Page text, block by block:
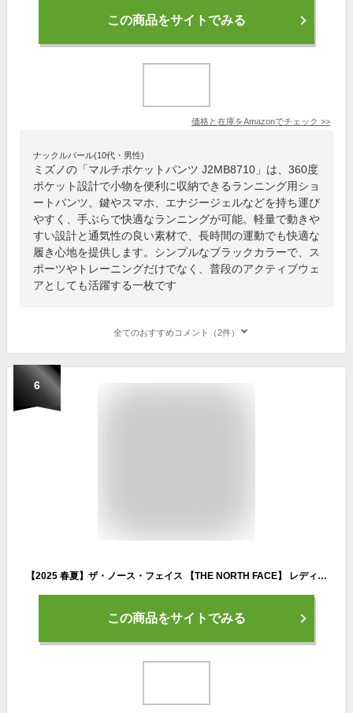
この商品をサイトでみる
価格と在庫をAmazonでチェック >>
ナックルバール(10代・男性)
ミズノの「マルチポケットパンツ J2MB8710」は、360度
ポケット設計で小物を便利に収納できるランニング用ショ
ートパンツ。鍵やスマホ、エナジージェルなどを持ち運び
やすく、手ぶらで快適なランニングが可能。軽量で動きや
すい設計と通気性の良い素材で、長時間の運動でも快適な
履き心地を提供します。シンプルなブラックカラーで、ス
ポーツやトレーニングだけでなく、普段のアクティブウェ
アとしても活躍する一枚です
全てのおすすめコメント（2件）
6
【2025 春夏】ザ・ノース・フェイス 【THE NORTH FACE】 レディース ウィメンズ バーブライト ランニングパンツ NBW32573 (女性用/ロングパンツ/ボトム/ズボン/ランニング/マラソン/トレーニングウェア/スポーツウェア/アウトドア/はっ水/ストレッチ)
この商品をサイトでみる